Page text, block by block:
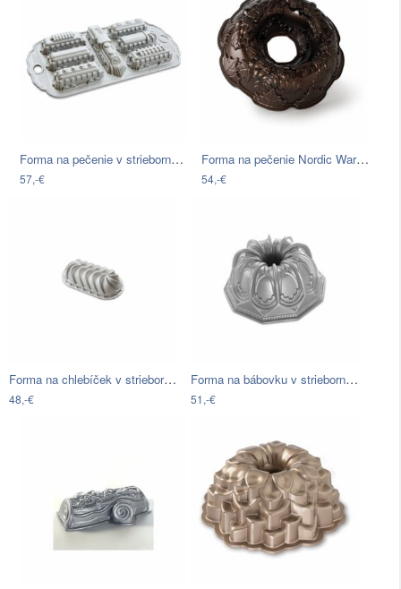
Forma na pečenie v striebornej farbe…
57,-€
Forma na pečenie Nordic Ware Autumn…
54,-€
Forma na chlebíček v striebornej farbe…
48,-€
Forma na bábovku v striebornej farbe…
51,-€